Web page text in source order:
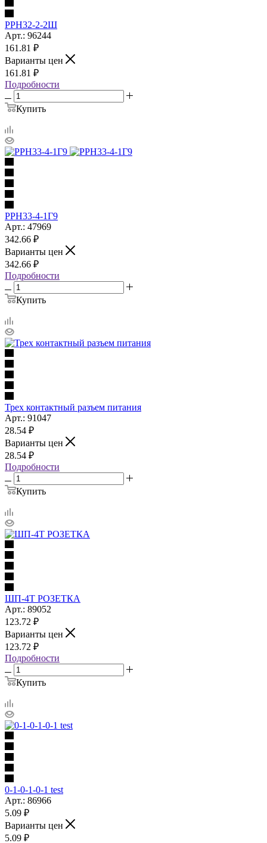
РРН32-2-2Ш
Арт.: 96244
161.81 ₽
Варианты цен
161.81 ₽
Подробности
Купить
РРН33-4-1Г9
Арт.: 47969
342.66 ₽
Варианты цен
342.66 ₽
Подробности
Купить
Трех контактный разъем питания
Арт.: 91047
28.54 ₽
Варианты цен
28.54 ₽
Подробности
Купить
ШП-4Т РОЗЕТКА
Арт.: 89052
123.72 ₽
Варианты цен
123.72 ₽
Подробности
Купить
0-1-0-1-0-1 test
Арт.: 86966
5.09 ₽
Варианты цен
5.09 ₽